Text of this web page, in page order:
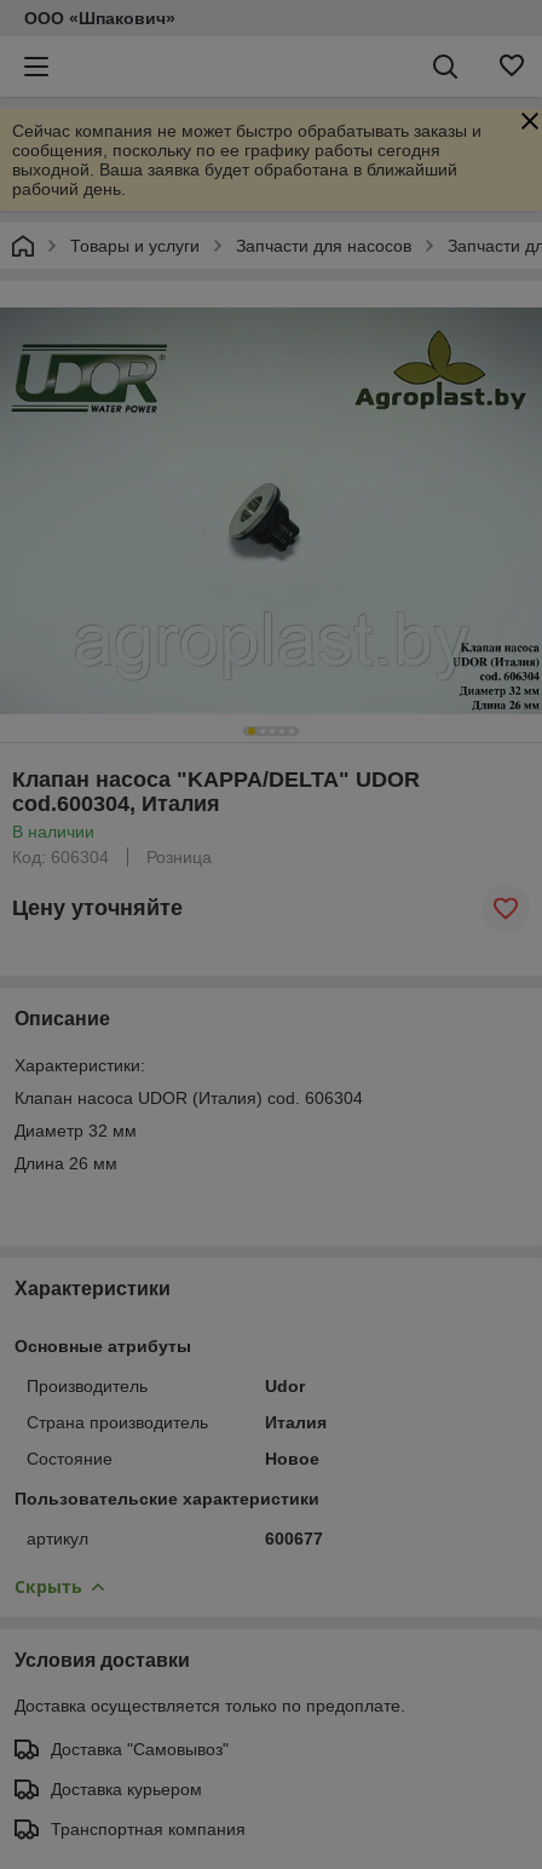
ООО «Шпакович»
Сейчас компания не может быстро обрабатывать заказы и
сообщения, поскольку по ее графику работы сегодня
выходной. Ваша заявка будет обработана в ближайший
рабочий день.
Товары и услуги Запчасти для насосов Запчасти
Клапан насоса "KAPPA/DELTA" UDOR
cod.600304, Италия
В наличии
Код: 606304
Розница
Цену уточняйте
Описание
Характеристики:
Клапан насоса UDOR (Италия) cod. 606304
Диаметр 32 мм
Длина 26 мм
Характеристики
Основные атрибуты
Производитель
Udor
Страна производитель
Италия
Состояние
Новое
Пользовательские характеристики
артикул 600677
Скрыть
Условия доставки
Доставка осуществляется только по предоплате.
Доставка "Самовывоз"
Доставка курьером
Транспортная компания